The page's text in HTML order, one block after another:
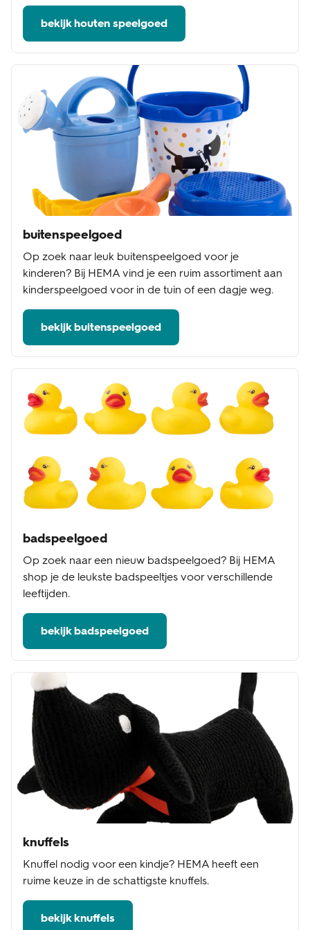
bekijk houten speelgoed
buitenspeelgoed
Op zoek naar leuk buitenspeelgoed voor je
kinderen? Bij HEMA vind je een ruim assortiment aan
kinderspeelgoed voor in de tuin of een dagje weg.
bekijk buitenspeelgoed
badspeelgoed
Op zoek naar een nieuw badspeelgoed? Bij HEMA
shop je de leukste badspeeltjes voor verschillende
leeftijden.
bekijk badspeelgoed
knuffels
Knuffel nodig voor een kindje? HEMA heeft een
ruime keuze in de schattigste knuffels.
bekijk knuffels